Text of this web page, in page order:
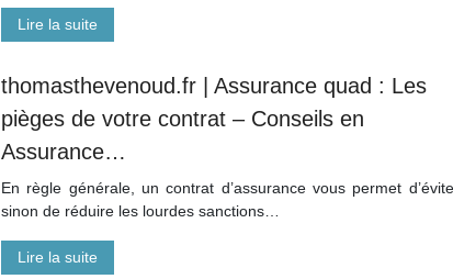
Lire la suite
thomasthevenoud.fr | Assurance quad : Les
pièges de votre contrat – Conseils en
Assurance…
En règle générale, un contrat d’assurance vous permet
sinon de réduire les lourdes sanctions…
Lire la suite